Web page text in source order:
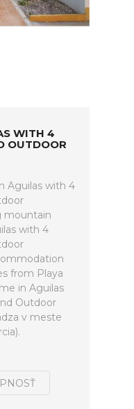
WITH 4
OUTDOOR
Aguilas with 4
mountain
with 4
from Playa
in Aguilas
Outdoor
v meste